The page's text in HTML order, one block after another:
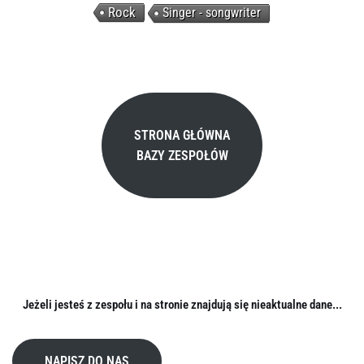
Rock Singer - songwriter
STRONA GŁÓWNA
BAZY ZESPOŁÓW
Jeżeli jesteś z zespołu i na stronie znajdują się nieaktualne dane...